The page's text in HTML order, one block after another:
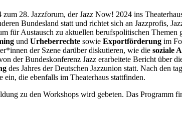
28. Jazzforum, der Jazz Now! 2024 ins
Bundesland statt und richtet sich an Jazzprofis,
Austausch zu aktuellen berufspolitischen Themen
und Urheberrechte sowie Exportförderung im
der Szene darüber diskutieren, wie die soziale
der Bundeskonferenz Jazz erarbeitete Bericht über
des Jahres der Deutschen Jazzunion statt. Nach den
die ebenfalls im Theaterhaus stattfinden.
zu den Workshops wird gebeten. Das Programm